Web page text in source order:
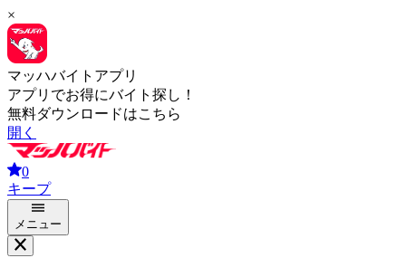
×
マッハバイトアプリ
アプリでお得にバイト探し！
無料ダウンロードはこちら
開く
0
キープ
メニュー